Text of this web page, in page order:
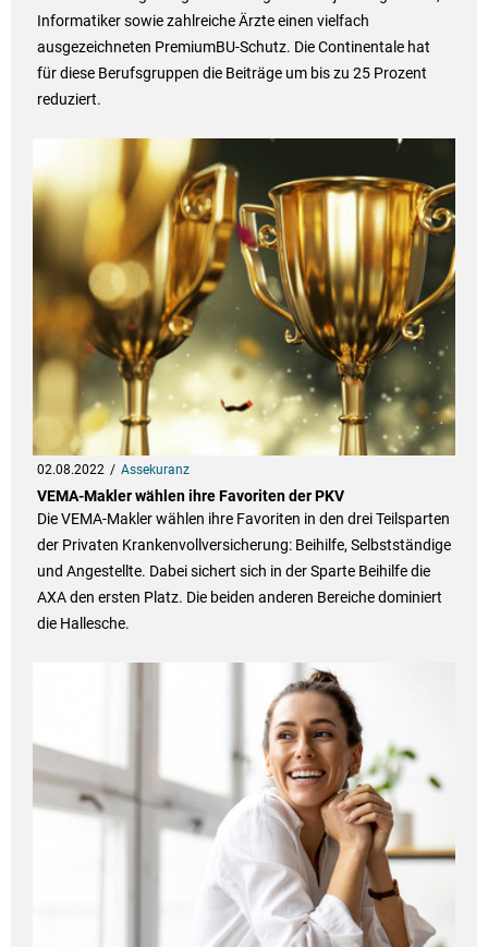
Informatiker sowie zahlreiche Ärzte einen vielfach
ausgezeichneten PremiumBU-Schutz. Die Continentale hat
für diese Berufsgruppen die Beiträge um bis zu 25 Prozent
reduziert.
02.08.2022 Assekuranz
VEMA-Makler wählen ihre Favoriten der PKV
Die VEMA-Makler wählen ihre Favoriten in den drei Teilsparten
der Privaten Krankenvollversicherung: Beihilfe, Selbstständige
und Angestellte. Dabei sichert sich in der Sparte Beihilfe die
AXA den ersten Platz. Die beiden anderen Bereiche dominiert
die Hallesche.